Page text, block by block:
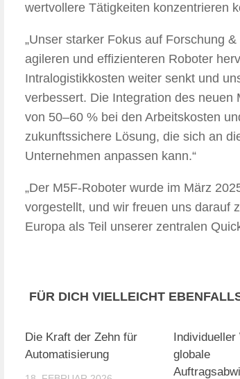
wertvollere Tätigkeiten konzentrieren
„Unser starker Fokus auf Forschung
agileren und effizienteren Roboter
Intralogistikkosten weiter senkt und
verbessert. Die Integration des
von 50–60 % bei den Arbeitskosten
zukunftssichere Lösung, die sich an
Unternehmen anpassen kann.“
„Der M5F-Roboter wurde im März
vorgestellt, und wir freuen uns darauf
Europa als Teil unserer zentralen
FÜR DICH VIELLEICHT
Die Kraft der Zehn für
Automatisierung
Individueller
globale